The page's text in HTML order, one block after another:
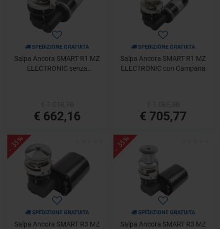
SPEDIZIONE GRATUITA
Salpa Ancora SMART R1 MZ
ELECTRONIC senza
€ 662,16
SPEDIZIONE GRATUITA
Salpa Ancora SMART R1 MZ
ELECTRONIC con Campana
€ 705,77
- 35%
SPEDIZIONE GRATUITA
Salpa Ancora SMART R3 MZ
- 35%
SPEDIZIONE GRATUITA
Salpa Ancora SMART R3 MZ